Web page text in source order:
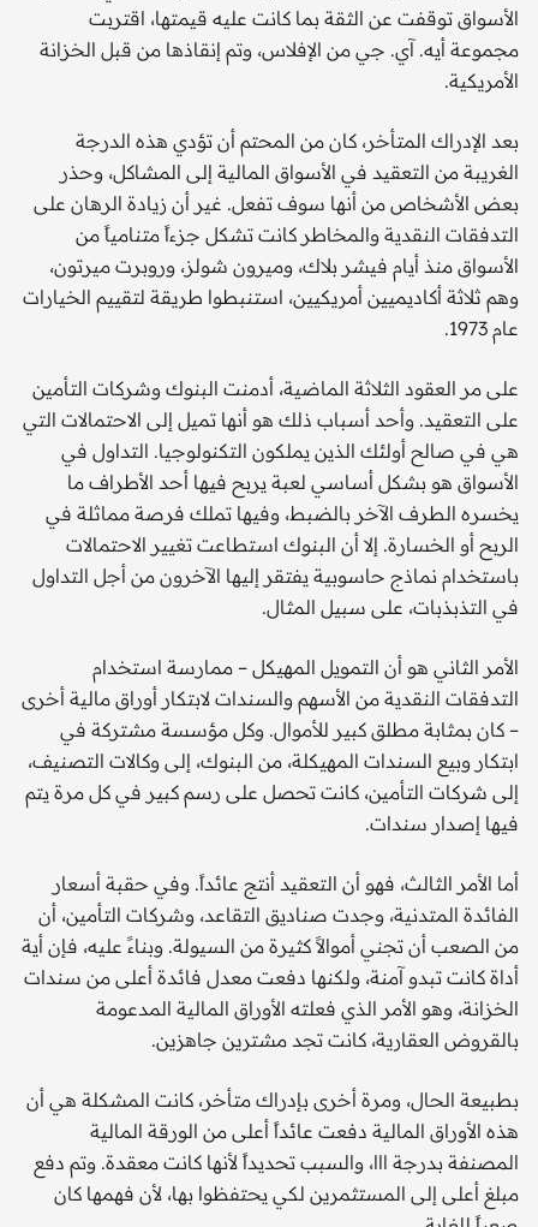
الأسواق توقفت عن الثقة بما كانت عليه قيمتها، اقتربت
مجموعة أيه. آي. جي من الإفلاس، وتم إنقاذها من قبل الخزانة
الأمريكية.
بعد الإدراك المتأخر، كان من المحتم أن تؤدي هذه الدرجة
الغريبة من التعقيد في الأسواق المالية إلى المشاكل، وحذر
بعض الأشخاص من أنها سوف تفعل. غير أن زيادة الرهان على
التدفقات النقدية والمخاطر كانت تشكل جزءاً متنامياً من
الأسواق منذ أيام فيشر بلاك، وميرون شولز، وروبرت ميرتون،
وهم ثلاثة أكاديميين أمريكيين، استنبطوا طريقة لتقييم الخيارات
عام 1973.
على مر العقود الثلاثة الماضية، أدمنت البنوك وشركات التأمين
على التعقيد. وأحد أسباب ذلك هو أنها تميل إلى الاحتمالات التي
هي في صالح أولئك الذين يملكون التكنولوجيا. التداول في
الأسواق هو بشكل أساسي لعبة يربح فيها أحد الأطراف ما
يخسره الطرف الآخر بالضبط، وفيها تملك فرصة مماثلة في
الربح أو الخسارة. إلا أن البنوك استطاعت تغيير الاحتمالات
باستخدام نماذج حاسوبية يفتقر إليها الآخرون من أجل التداول
في التذبذبات، على سبيل المثال.
الأمر الثاني هو أن التمويل المهيكل – ممارسة استخدام
التدفقات النقدية من الأسهم والسندات لابتكار أوراق مالية أخرى
– كان بمثابة مطلق كبير للأموال. وكل مؤسسة مشتركة في
ابتكار وبيع السندات المهيكلة، من البنوك، إلى وكالات التصنيف،
إلى شركات التأمين، كانت تحصل على رسم كبير في كل مرة يتم
فيها إصدار سندات.
أما الأمر الثالث، فهو أن التعقيد أنتج عائداً. وفي حقبة أسعار
الفائدة المتدنية، وجدت صناديق التقاعد، وشركات التأمين، أن
من الصعب أن تجني أموالاً كثيرة من السيولة. وبناءً عليه، فإن أية
أداة كانت تبدو آمنة، ولكنها دفعت معدل فائدة أعلى من سندات
الخزانة، وهو الأمر الذي فعلته الأوراق المالية المدعومة
بالقروض العقارية، كانت تجد مشترين جاهزين.
بطبيعة الحال، ومرة أخرى بإدراك متأخر، كانت المشكلة هي أن
هذه الأوراق المالية دفعت عائداً أعلى من الورقة المالية
المصنفة بدرجة ااا، والسبب تحديداً لأنها كانت معقدة. وتم دفع
مبلغ أعلى إلى المستثمرين لكي يحتفظوا بها، لأن فهمها كان